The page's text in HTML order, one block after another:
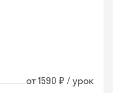
от 1590 ₽ / урок